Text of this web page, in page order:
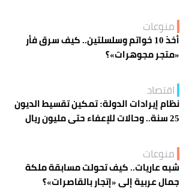
منوعات
أخذ 10 خواتم وسلسلتين.. كيف سرق فأر
«متجر مجوهرات»؟
اقتصاد
نظام إيرادات الدولة: تمكين تقسيط الديون
25 سنة.. وحالات للإعفاء حتى مليون ريال
منوعات
شبه عاريات.. كيف تحولت مسابقة ملكة
جمال عربية إلى «إتجار بالقاصرات»؟